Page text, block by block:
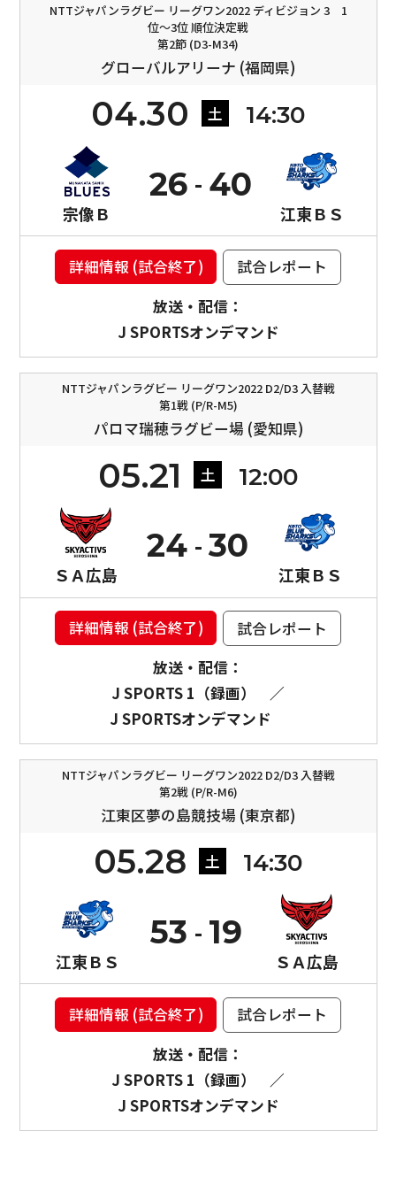
NTTジャパンラグビー リーグワン2022 ディビジョン 3 1
位〜3位 順位決定戦
第2節 (D3-M34)
グローバルアリーナ (福岡県)
04.30 土 14:30
宗像Ｂ
26
江東ＢＳ
40
詳細情報 (試合終了)
試合レポート
放送・配信：
J SPORTSオンデマンド
NTTジャパンラグビー リーグワン2022 D2/D3 入替戦
第1戦 (P/R-M5)
パロマ瑞穂ラグビー場 (愛知県)
05.21 土 12:00
ＳＡ広島
24
江東ＢＳ
30
詳細情報 (試合終了)
試合レポート
放送・配信：
J SPORTS 1（録画）
／
J SPORTSオンデマンド
NTTジャパンラグビー リーグワン2022 D2/D3 入替戦
第2戦 (P/R-M6)
江東区夢の島競技場 (東京都)
05.28 土 14:30
江東ＢＳ
53
ＳＡ広島
19
詳細情報 (試合終了)
試合レポート
放送・配信：
J SPORTS 1（録画）
／
J SPORTSオンデマンド